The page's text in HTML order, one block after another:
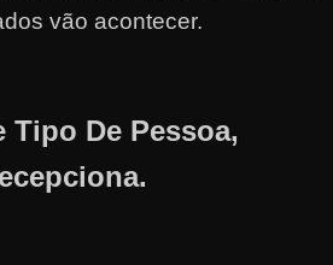
vão acontecer.
Tipo De Pessoa,